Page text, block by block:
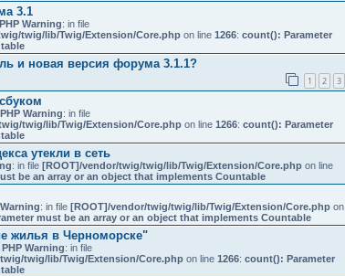
3.1
Warning: in file
twig/lib/Twig/Extension/Core.phpon line 1266: count(): Parameter
и новая версия форума 3.1.1?
1 2 3
Warning: in file
twig/lib/Twig/Extension/Core.phpon line 1266: count(): Parameter
утекли в сеть
: in file [ROOT]/vendor/twig/twig/lib/Twig/Extension/Core.phpon line
be an array or an object that implements Countable
: in file [ROOT]/vendor/twig/twig/lib/Twig/Extension/Core.phpon
must be an array or an object that implements Countable
жилья в Черноморске"
Warning: in file
twig/lib/Twig/Extension/Core.phpon line 1266: count(): Parameter